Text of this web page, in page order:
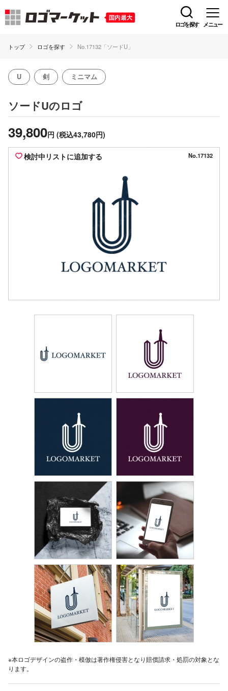
ロゴを探す メニュー
トップ ロゴを探す No.17132「ソードU」
U 剣 ミニマム
ソードUのロゴ
39,800円 (税込43,780円)
検討中リストに追加する No.17132
※本ロゴデザインの盗作・模倣は著作権侵害となり賠償請求・処罰の対象とな
ります。